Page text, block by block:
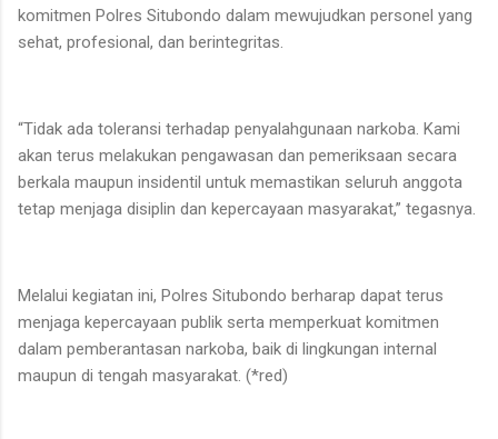
komitmen Polres Situbondo dalam mewujudkan personel yang
sehat, profesional, dan berintegritas.
“Tidak ada toleransi terhadap penyalahgunaan narkoba. Kami
akan terus melakukan pengawasan dan pemeriksaan secara
berkala maupun insidentil untuk memastikan seluruh anggota
tetap menjaga disiplin dan kepercayaan masyarakat,” tegasnya.
Melalui kegiatan ini, Polres Situbondo berharap dapat terus
menjaga kepercayaan publik serta memperkuat komitmen
dalam pemberantasan narkoba, baik di lingkungan internal
maupun di tengah masyarakat. (*red)